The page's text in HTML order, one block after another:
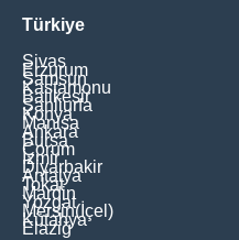
Türkiye
Sivas
Erzurum
Samsun
Kastamonu
Balikesir
Şanliurfa
Konya
Manisa
Ankara
Bursa
Çorum
İzmir
Diyarbakir
Antalya
Tokat
Mardin
Yozgat
Mersin(İçel)
Kütahya
Elaziğ